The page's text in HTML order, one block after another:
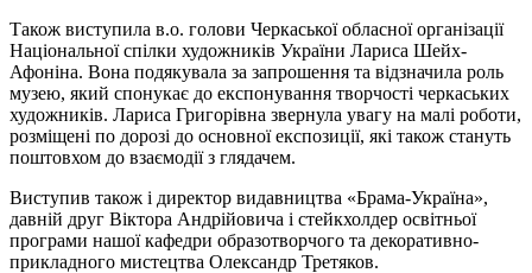
Також виступила в.о. голови Черкаської обласної організації
Національної спілки художників України Лариса Шейх-
Афоніна. Вона подякувала за запрошення та відзначила роль
музею, який спонукає до експонування творчості черкаських
художників. Лариса Григорівна звернула увагу на малі роботи,
розміщені по дорозі до основної експозиції, які також стануть
поштовхом до взаємодії з глядачем.
Виступив також і директор видавництва «Брама-Україна»,
давній друг Віктора Андрійовича і стейкхолдер освітньої
програми нашої кафедри образотворчого та декоративно-
прикладного мистецтва Олександр Третяков.